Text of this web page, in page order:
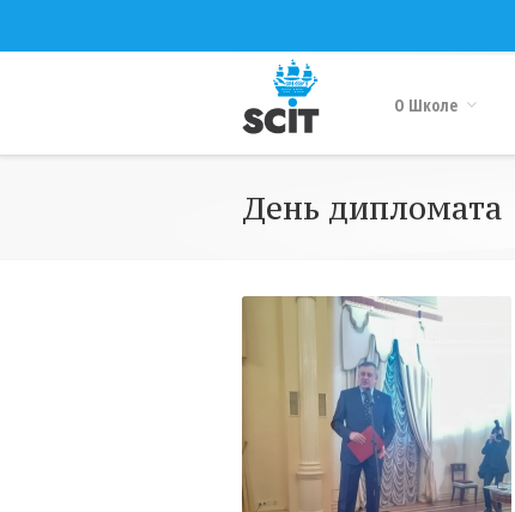
О Школе
День дипломата